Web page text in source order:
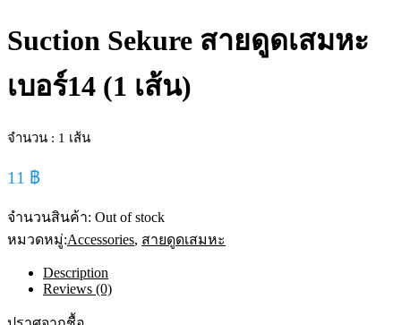
Suction Sekure สายดูดเสมหะ
เบอร์14 (1 เส้น)
จำนวน : 1 เส้น
11 ฿
จำนวนสินค้า: Out of stock
หมวดหมู่:Accessories, สายดูดเสมหะ
Description
Reviews (0)